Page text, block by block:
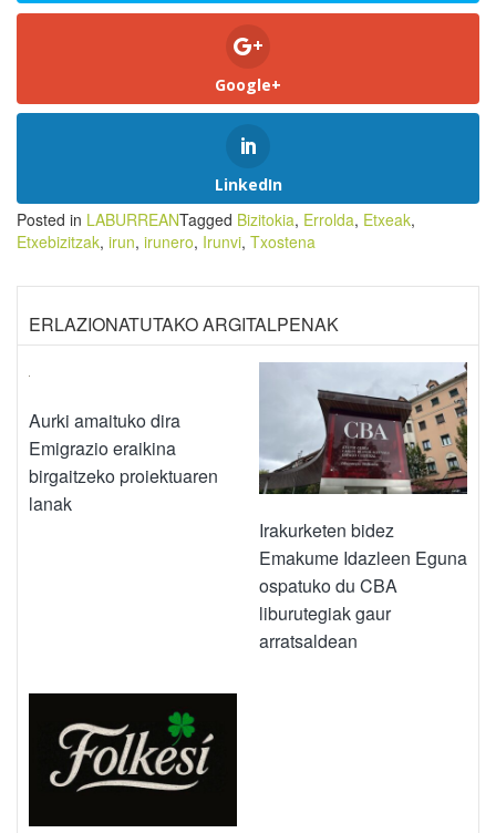
Google+
LinkedIn
Posted in LABURREANTagged Bizitokia, Errolda, Etxeak,
Etxebizitzak, irun, irunero, Irunvi, Txostena
ERLAZIONATUTAKO ARGITALPENAK
Aurki amaituko dira
Emigrazio eraikina
birgaitzeko proiektuaren
lanak
Irakurketen bidez
Emakume Idazleen Eguna
ospatuko du CBA
liburutegiak gaur
arratsaldean